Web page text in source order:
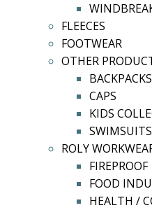
FLEECES
FOOTWEAR
OTHER
BACKPACKS
CAPS
KIDS
SWIMSUITS
ROLY
FIREPROOF
FOOD
HEALTH /